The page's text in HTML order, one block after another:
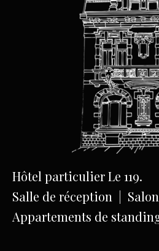
Hôtel particulier Le 119.
Salle de réception |
Appartements de